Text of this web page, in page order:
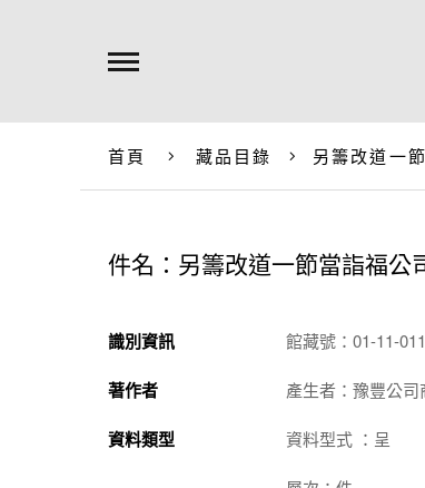
首頁 藏品目錄 另籌改道一
件名：另籌改道一節當詣福公
識別資訊 館藏號：01-11-
著作者 產生者：豫豐公司
資料類型 資料型式 ：呈